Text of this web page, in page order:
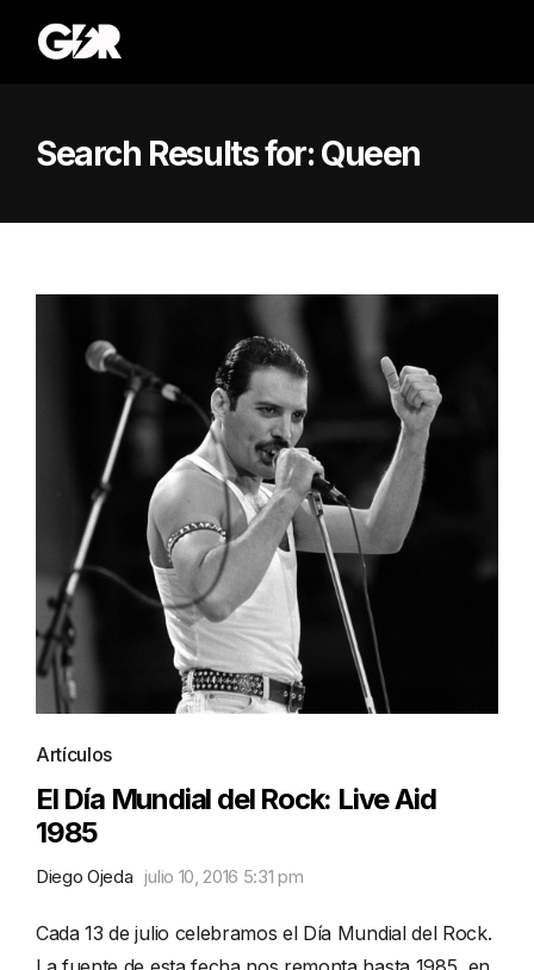
Search Results for:Queen
Artículos
El Día Mundial del Rock: Live Aid
1985
Diego Ojeda julio 10, 2016 5:31 pm
Cada 13 de julio celebramos el Día Mundial del Rock.